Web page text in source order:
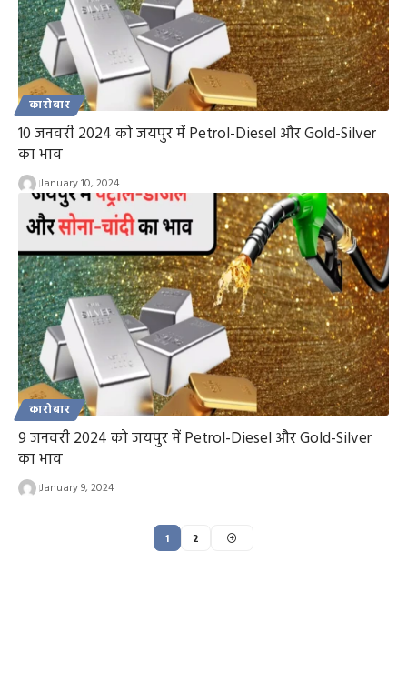
कारोबार
10 जनवरी 2024 को जयपुर में Petrol-Diesel और Gold-Silver
का भाव
January 10, 2024
कारोबार
9 जनवरी 2024 को जयपुर में Petrol-Diesel और Gold-Silver
का भाव
January 9, 2024
1 2